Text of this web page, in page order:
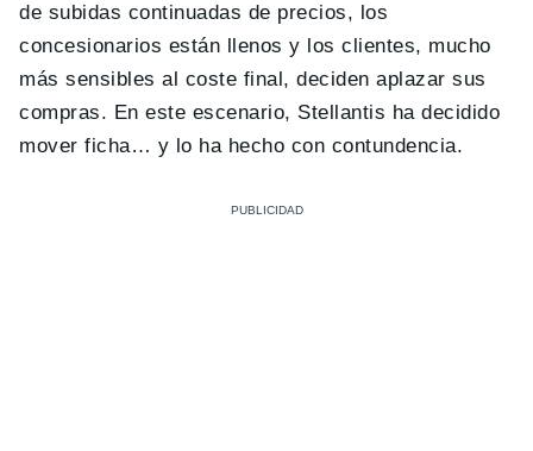
de subidas continuadas de precios, los
concesionarios están llenos y los clientes, mucho
más sensibles al coste final, deciden aplazar sus
compras. En este escenario, Stellantis ha decidido
mover ficha… y lo ha hecho con contundencia.